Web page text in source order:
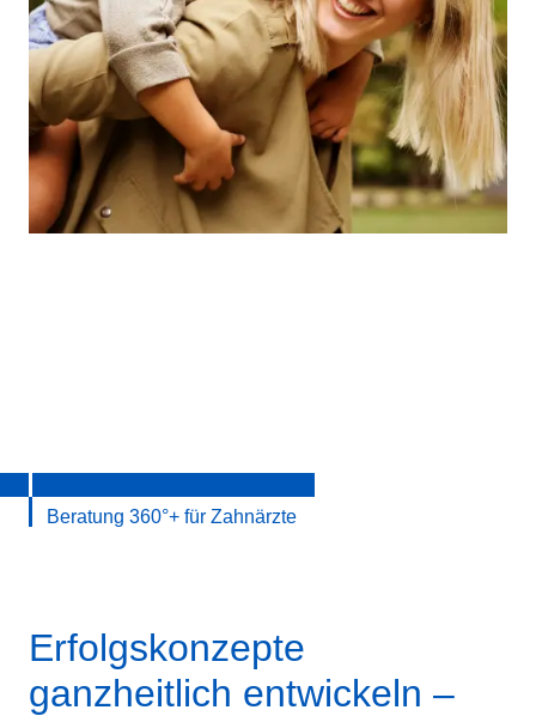
Beratung 360°+ für Zahnärzte
Erfolgskonzepte
ganzheitlich entwickeln –